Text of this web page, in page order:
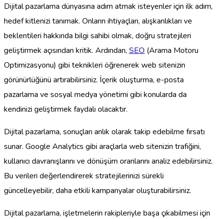
Dijital pazarlama dünyasına adım atmak isteyenler için ilk adım,
hedef kitlenizi tanımak. Onların ihtiyaçları, alışkanlıkları ve
beklentileri hakkında bilgi sahibi olmak, doğru stratejileri
geliştirmek açısından kritik. Ardından, SEO (Arama Motoru
Optimizasyonu) gibi teknikleri öğrenerek web sitenizin
görünürlüğünü artırabilirsiniz. İçerik oluşturma, e-posta
pazarlama ve sosyal medya yönetimi gibi konularda da
kendinizi geliştirmek faydalı olacaktır.
Dijital pazarlama, sonuçları anlık olarak takip edebilme fırsatı
sunar. Google Analytics gibi araçlarla web sitenizin trafiğini,
kullanıcı davranışlarını ve dönüşüm oranlarını analiz edebilirsiniz.
Bu verileri değerlendirerek stratejilerinizi sürekli
güncelleyebilir, daha etkili kampanyalar oluşturabilirsiniz.
Dijital pazarlama, işletmelerin rakipleriyle başa çıkabilmesi için